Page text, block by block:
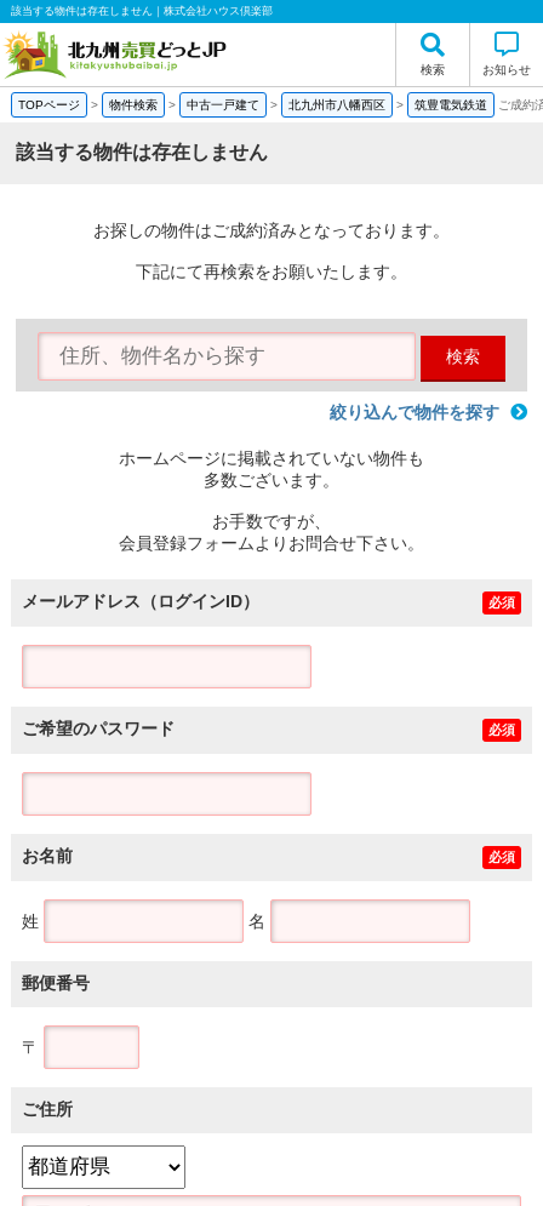
該当する物件は存在しません｜株式会社ハウス倶楽部
検索 お知らせ
TOPページ > 物件検索 > 中古一戸建て > 北九州市八幡西区 > 筑豊電気鉄道 ご成約
該当する物件は存在しません
お探しの物件はご成約済みとなっております。
下記にて再検索をお願いたします。
検索
絞り込んで物件を探す
ホームページに掲載されていない物件も
多数ございます。
お手数ですが、
会員登録フォームよりお問合せ下さい。
メールアドレス（ログインID） 必須
ご希望のパスワード 必須
お名前 必須
姓 名
郵便番号
〒
ご住所